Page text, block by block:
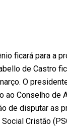
ficará para a
de Castro
O
ao Conselho de
de disputar as
Cristão